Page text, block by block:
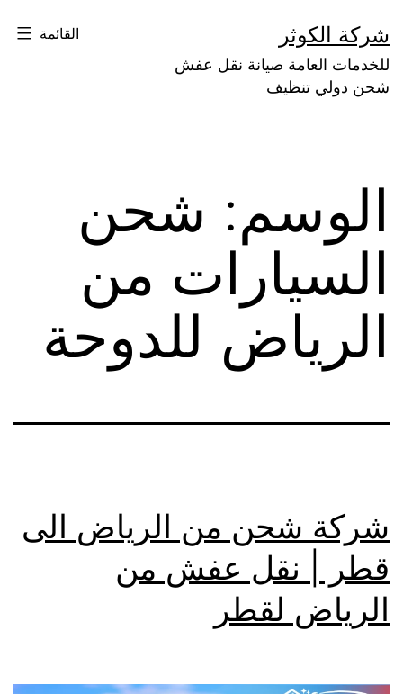
إلى
المحتوى
شركة الكوثر
للخدمات العامة صيانة نقل عفش
شحن دولي تنظيف
القائمة
الوسم: شحن
السيارات من
الرياض للدوحة
شركة شحن من الرياض الى
قطر | نقل عفش من
الرياض لقطر